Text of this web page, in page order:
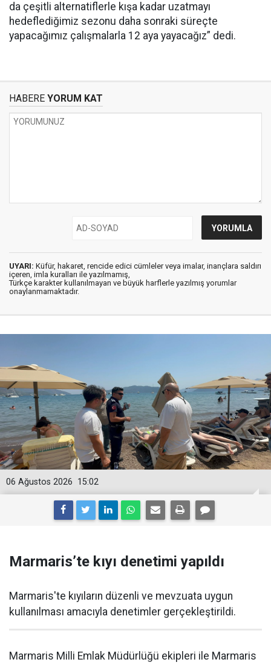
da çeşitli alternatiflerle kışa kadar uzatmayı
hedeflediğimiz sezonu daha sonraki süreçte
yapacağımız çalışmalarla 12 aya yayacağız” dedi.
HABERE YORUM KAT
UYARI: Küfür, hakaret, rencide edici cümleler veya imalar, inançlara saldırı
içeren, imla kuralları ile yazılmamış,
Türkçe karakter kullanılmayan ve büyük harflerle yazılmış yorumlar
onaylanmamaktadır.
15:02
06 Ağustos 2026
Marmaris’te kıyı denetimi yapıldı
Marmaris'te kıyıların düzenli ve mevzuata uygun
kullanılması amacıyla denetimler gerçekleştirildi.
Marmaris Milli Emlak Müdürlüğü ekipleri ile Marmaris